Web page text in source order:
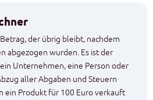
der übrig bleibt, nachdem
abgezogen wurden. Es ist der
Unternehmen, eine Person oder
aller Abgaben und Steuern
ein Produkt für 100 Euro verkauft